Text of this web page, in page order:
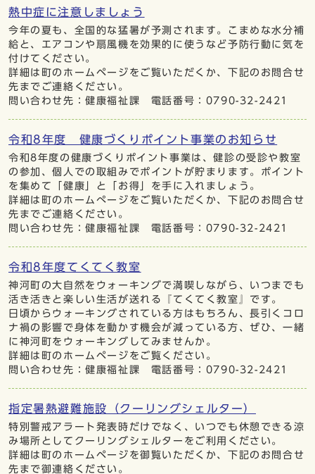
熱中症に注意しましょう
今年の夏も、全国的な猛暑が予測されます。こまめな水分補
給と、エアコンや扇風機を効果的に使うなど予防行動に気を
付けてください。
詳細は町のホームページをご覧いただくか、下記のお問合せ
先までご連絡ください。
問い合わせ先：健康福祉課 電話番号：0790-32-2421
令和8年度 健康づくりポイント事業のお知らせ
令和8年度の健康づくりポイント事業は、健診の受診や教室
の参加、個人での取組みでポイントが貯まります。ポイント
を集めて「健康」と「お得」を手に入れましょう。
詳細は町のホームぺージをご覧いただくか、下記のお問合せ
先までご連絡ください。
問い合わせ先：健康福祉課 電話番号：0790-32-2421
令和8年度てくてく教室
神河町の大自然をウォーキングで満喫しながら、いつまでも
活き活きと楽しい生活が送れる『てくてく教室』です。
日頃からウォーキングされている方はもちろん、長引くコロ
ナ禍の影響で身体を動かす機会が減っている方、ぜひ、一緒
に神河町をウォーキングしてみませんか。
詳細は町のホームページをご覧ください。
問い合わせ先：健康福祉課 電話番号：0790-32-2421
指定暑熱避難施設（クーリングシェルター）
特別警戒アラート発表時だけでなく、いつでも休憩できる涼
み場所としてクーリングシェルターをご利用ください。
詳細は町のホームページを御覧いただくか、下記のお問合せ
先まで御連絡ください。